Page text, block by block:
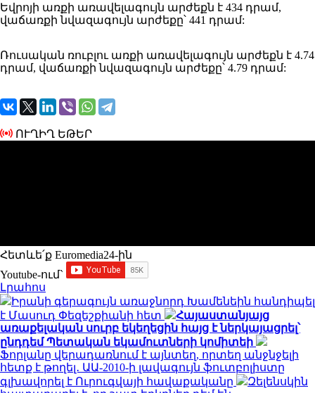
Եվրոյի առքի առավելագույն արժեքն է 434 դրամ,
վաճառքի նվազագույն արժեքը՝ 441 դրամ:
Ռուսական ռուբլու առքի առավելագույն արժեքն է 4.74
դրամ, վաճառքի նվազագույն արժեքը՝ 4.79 դրամ:
ՈՒՂԻՂ ԵԹԵՐ
Հետևե՛ք Euromedia24-ին
Youtube-ում`
Լրահոս
Իրանի գերագույն առաջնորդ Խամենեին հանդիպել
է Մասուդ Փեզեշքիանի հետ
Հայաստանյայց
առաքելական սուրբ եկեղեցին հայց է ներկայացրել՝
ընդդեմ Պետական եկամուտների կոմիտեի
Ֆորլանը վերադառնում է այնտեղ, որտեղ անջնջելի
հետք է թողել․ ԱԱ-2010-ի լավագույն ֆուտբոլիստը
գլխավորել է Ուրուգվայի հավաքականը
Զելենսկին